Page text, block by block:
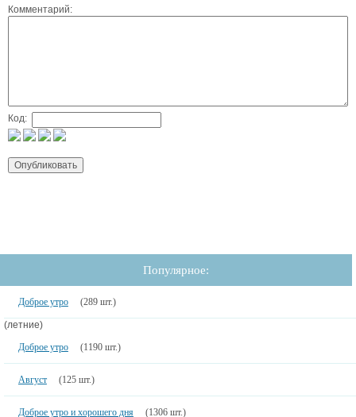
Комментарий:
Код:
Популярное:
Доброе утро (289 шт.)
(летние)
Доброе утро
(1190 шт.)
Август (125 шт.)
Доброе утро и хорошего дня (1306 шт.)